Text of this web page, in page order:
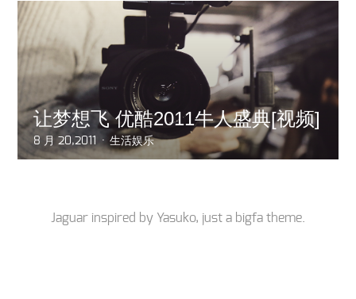
让梦想飞 优酷2011牛人盛典[视频]
8 月 20,2011 生活娱乐
Jaguar inspired by Yasuko, just a bigfa theme.